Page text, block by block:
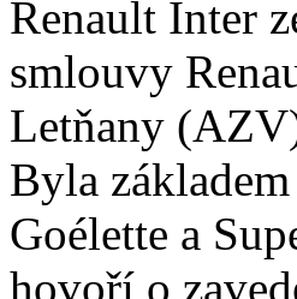
Renault Inter
smlouvy
Letňany
Byla
Goélette a
hovoří o